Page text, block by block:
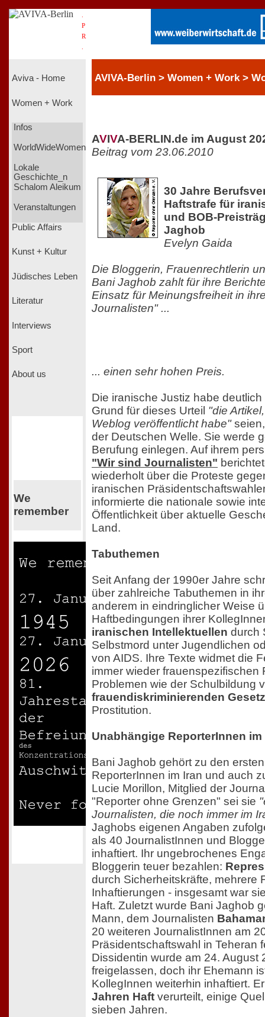
P
R
Aviva - Home
Women + Work
Infos
WorldWideWomen
Lokale
Geschichte_n
Schalom Aleikum
Veranstaltungen
Public Affairs
Kunst + Kultur
Jüdisches Leben
Literatur
Interviews
Sport
About us
We
remember
AVIVA-Berlin > Women + Work >
AVIVA-BERLIN.de im August
Beitrag vom 23.06.2010
30 Jahre
Haftstrafe für
und BOB-
Jaghob
Evelyn Gaida
Die Bloggerin, Frauenrechtlerin
Bani Jaghob zahlt für ihre
Einsatz für Meinungsfreiheit in
Journalisten" ...
... einen sehr hohen Preis.
Die iranische Justiz habe
Grund für dieses Urteil "die
Weblog veröffentlicht habe"
der Deutschen Welle. Sie werde
Berufung einlegen. Auf ihrem
"Wir sind Journalisten"
wiederholt über die Proteste
iranischen
informierte die nationale sowie
Öffentlichkeit über aktuelle
Land.
Tabuthemen
Seit Anfang der 1990er Jahre
über zahlreiche Tabuthemen in
anderem in eindringlicher Weise
Haftbedingungen ihrer
iranischen Intellektuellen durch
Selbstmord unter Jugendlichen
von AIDS. Ihre Texte widmet die
immer wieder frauenspezifischen
Problemen wie der Schulbildung
frauendiskriminierenden
Prostitution.
Unabhängige ReporterInnen im
Bani Jaghob gehört zu den
ReporterInnen im Iran und auch
Lucie Morillon, Mitglied der
"Reporter ohne Grenzen" sei sie
Journalisten, die noch immer im
Jaghobs eigenen Angaben
als 40 JournalistInnen und
inhaftiert. Ihr ungebrochenes
Bloggerin teuer bezahlen:
durch Sicherheitskräfte, mehrere
Inhaftierungen - insgesamt war
Haft. Zuletzt wurde Bani Jaghob
Mann, dem Journalisten
20 weiteren JournalistInnen am
Präsidentschaftswahl in Teheran
Dissidentin wurde am 24. August
freigelassen, doch ihr Ehemann
KollegInnen weiterhin inhaftiert.
Jahren Haft verurteilt, einige
sieben Jahren.